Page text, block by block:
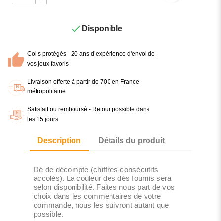
 Disponible
Colis protégés - 20 ans d’expérience d'envoi de
vos jeux favoris
Livraison offerte à partir de 70€ en France
métropolitaine
Satisfait ou remboursé - Retour possible dans
les 15 jours
Description Détails du produit
Dé de décompte (chiffres consécutifs
accolés). La couleur des dés fournis sera
selon disponibilité. Faites nous part de vos
choix dans les commentaires de votre
commande, nous les suivront autant que
possible.